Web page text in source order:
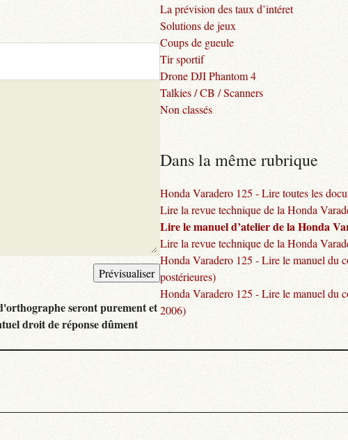
seront purement et
droit de réponse dûment
La prévision des taux d’intéret
Solutions de jeux
Coups de gueule
Tir sportif
Drone DJI Phantom 4
Talkies / CB / Scanners
Non classés
Dans la même rubrique
Honda Varadero 125 - Lire toutes les
Lire la revue technique de la Honda
Lire le manuel d’atelier de la Honda
Lire la revue technique de la Honda
Honda Varadero 125 - Lire le manuel du
postérieures)
Honda Varadero 125 - Lire le manuel du
2006)